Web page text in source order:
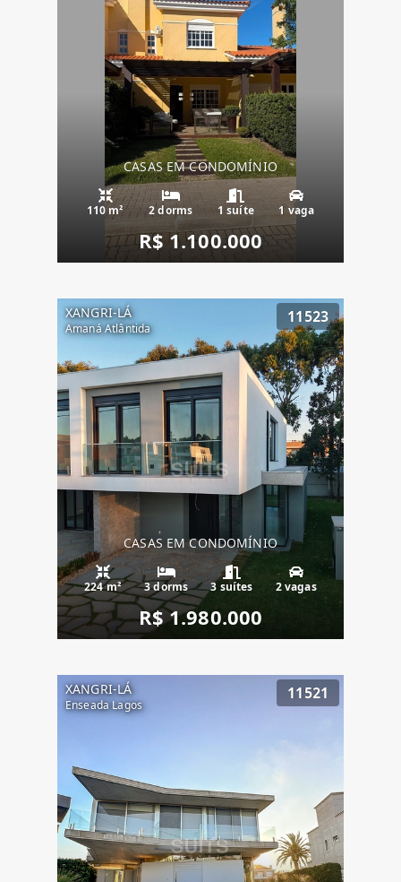
CASAS EM CONDOMÍNIO
110 m² 2 dorms 1 suíte 1 vaga
R$ 1.100.000
XANGRI-LÁ
Amaná Atlântida
11523
CASAS EM CONDOMÍNIO
224 m² 3 dorms 3 suítes 2 vagas
R$ 1.980.000
XANGRI-LÁ
Enseada Lagos
11521